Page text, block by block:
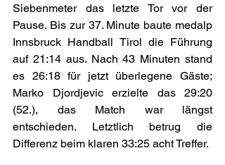
Siebenmeter das letzte Tor vor der
Pause. Bis zur 37. Minute baute medalp
Innsbruck Handball Tirol die Führung
auf 21:14 aus. Nach 43 Minuten stand
es 26:18 für jetzt überlegene Gäste;
Marko Djordjevic erzielte das 29:20
(52.), das Match war längst
entschieden. Letztlich betrug die
Differenz beim klaren 33:25 acht Treffer.